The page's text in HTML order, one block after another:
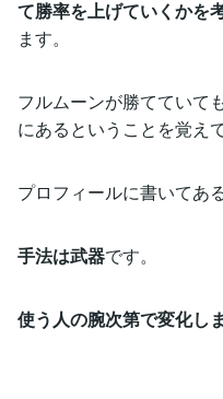
て勝率を上げていくかを
ます。
フルムーンが勝てていて
にあるということを覚え
プロフィールに書いてあ
手法は武器です。
使う人の腕次第で変化し